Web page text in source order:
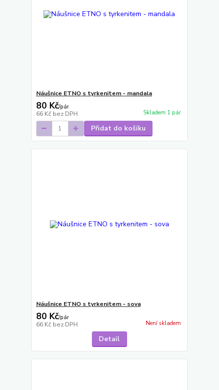
Náušnice ETNO s tyrkenitem - mandala
80 Kč/pár
66 Kč bez DPH Skladem 1 pár
Přidat do košíku
Náušnice ETNO s tyrkenitem - sova
80 Kč/pár
66 Kč bez DPH Není skladem
Detail